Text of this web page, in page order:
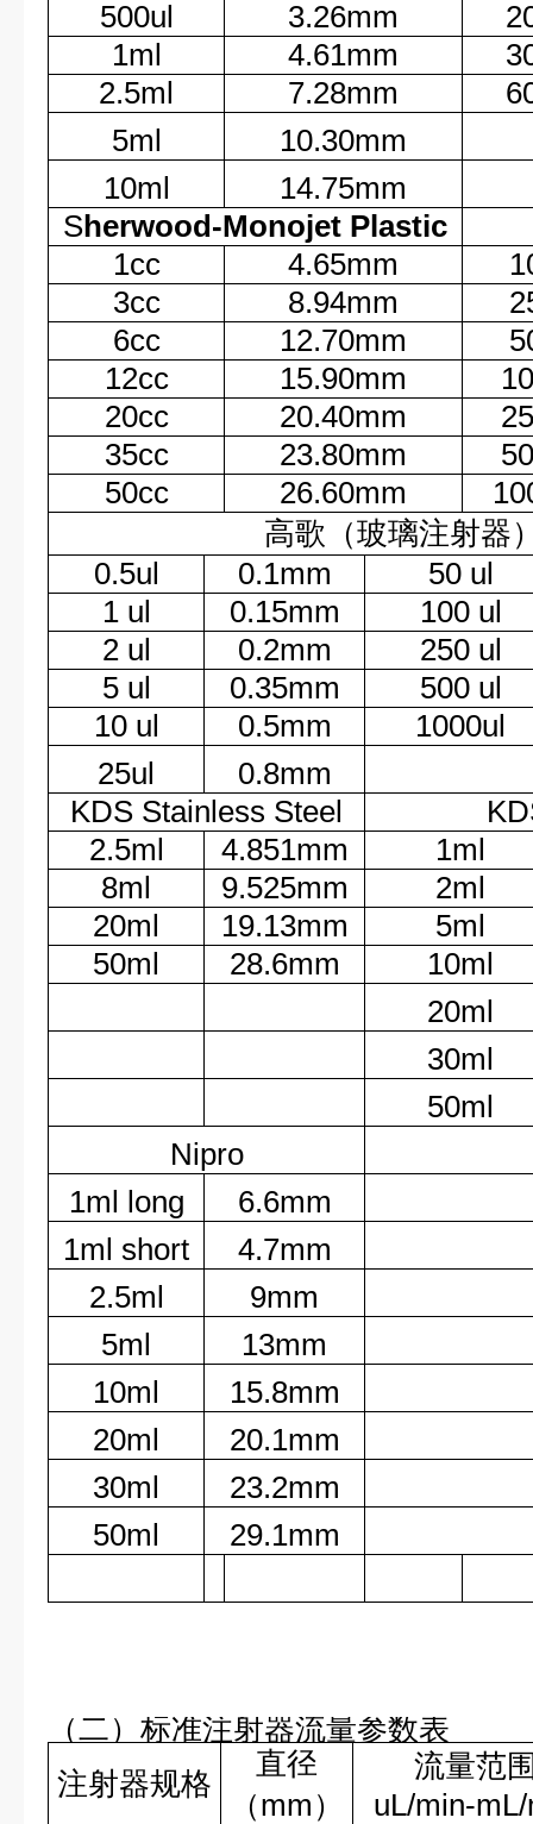
500ul 3.26mm
1ml
4.61mm
2.5ml
7.28mm
5ml
10.30mm
10ml
14.75mm
Sherwood-Monojet Plastic
1cc
4.65mm
3cc
8.94mm
6cc
12.70mm
12cc
15.90mm
20cc
20.40mm
35cc
23.80mm
50cc
26.60mm
高歌（玻璃注射器
0.5ul
0.1mm
50 ul
1 ul
0.15mm
100 ul
2 ul
0.2mm
250 ul
5 ul
0.35mm
500 ul
10 ul
0.5mm
1000ul
25ul
0.8mm
KDS Stainless Steel
2.5ml
4.851mm
1ml
8ml
9.525mm
2ml
20ml
19.13mm
5ml
50ml
28.6mm
10ml
20ml
30ml
50ml
Nipro
1ml long
6.6mm
1ml short
4.7mm
2.5ml
9mm
5ml
13mm
10ml
15.8mm
20ml
20.1mm
30ml
23.2mm
50ml
29.1mm
（二）标准注射器流量参数表
注射器规格
直径
（mm）
流量范
uL/min-